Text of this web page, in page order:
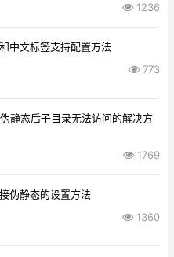
1236
中文标签支持配置方法
773
静态后子目录无法访问的解决方
1769
伪静态的设置方法
1360